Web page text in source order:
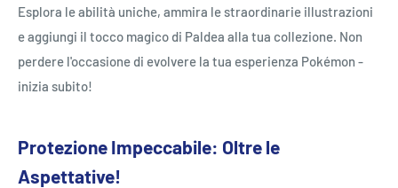
Esplora le abilità uniche, ammira le straordinarie illustrazioni
e aggiungi il tocco magico di Paldea alla tua collezione. Non
perdere l'occasione di evolvere la tua esperienza Pokémon -
inizia subito!
Protezione Impeccabile: Oltre le
Aspettative!